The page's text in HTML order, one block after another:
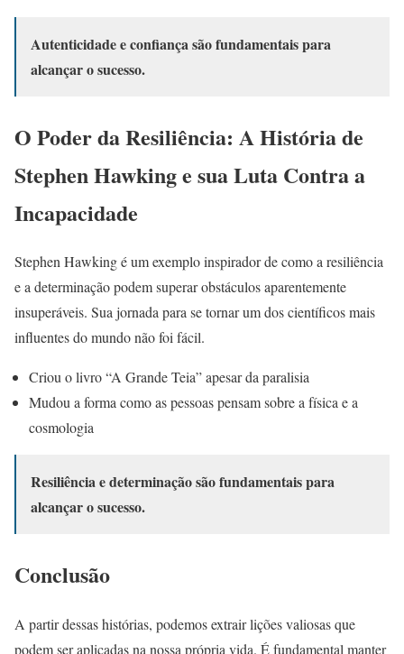
Autenticidade e confiança são fundamentais para
alcançar o sucesso.
O Poder da Resiliência: A História de
Stephen Hawking e sua Luta Contra a
Incapacidade
Stephen Hawking é um exemplo inspirador de como a resiliência
e a determinação podem superar obstáculos aparentemente
insuperáveis. Sua jornada para se tornar um dos científicos mais
influentes do mundo não foi fácil.
Criou o livro “A Grande Teia” apesar da paralisia
Mudou a forma como as pessoas pensam sobre a física e a
cosmologia
Resiliência e determinação são fundamentais para
alcançar o sucesso.
Conclusão
A partir dessas histórias, podemos extrair lições valiosas que
podem ser aplicadas na nossa própria vida. É fundamental manter